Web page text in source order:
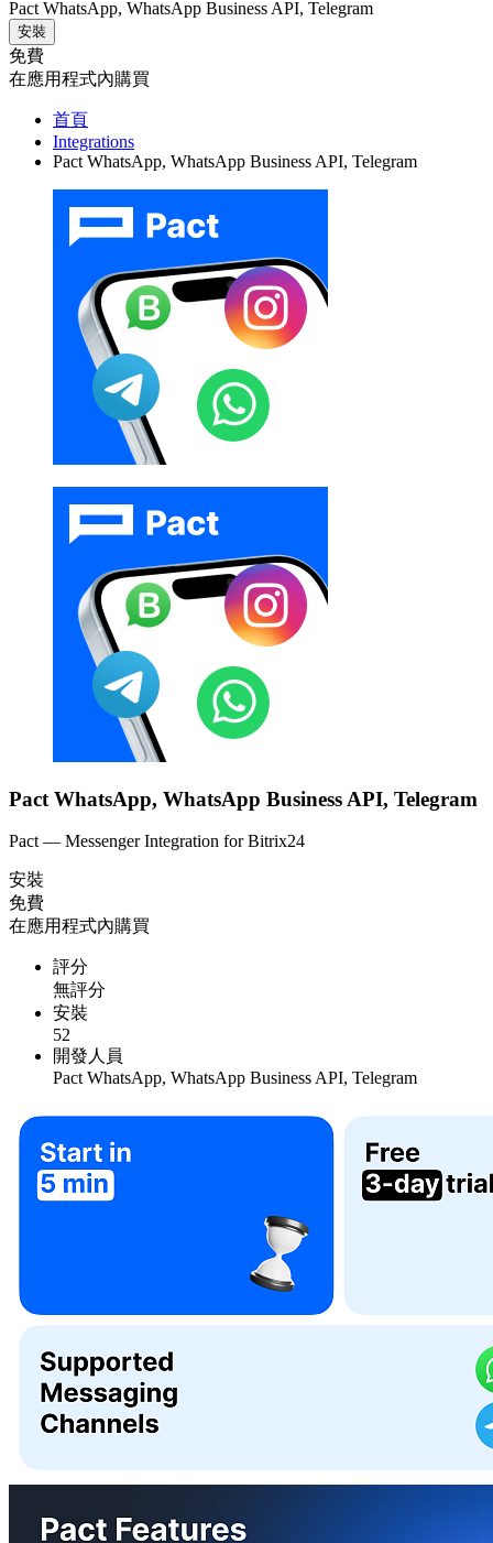
Pact WhatsApp, WhatsApp Business API, Telegram
安裝
免費
在應用程式內購買
首頁
Integrations
Pact WhatsApp, WhatsApp Business API, Telegram
Pact WhatsApp, WhatsApp Business API, Telegram
Pact — Messenger Integration for Bitrix24
安裝
免費
在應用程式內購買
評分
無評分
安裝
52
開發人員
Pact WhatsApp, WhatsApp Business API, Telegram